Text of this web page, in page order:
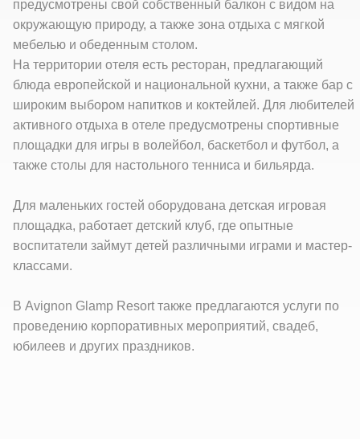
предусмотрены свой собственный балкон с видом на
окружающую природу, а также зона отдыха с мягкой
мебелью и обеденным столом.
На территории отеля есть ресторан, предлагающий
блюда европейской и национальной кухни, а также бар с
широким выбором напитков и коктейлей. Для любителей
активного отдыха в отеле предусмотрены спортивные
площадки для игры в волейбол, баскетбол и футбол, а
также столы для настольного тенниса и бильярда.
Для маленьких гостей оборудована детская игровая
площадка, работает детский клуб, где опытные
воспитатели займут детей различными играми и мастер-
классами.
В Avignon Glamp Resort также предлагаются услуги по
проведению корпоративных мероприятий, свадеб,
юбилеев и других праздников.